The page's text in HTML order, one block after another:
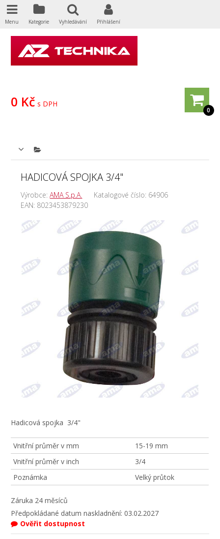
0
0 Kč s DPH
HADICOVÁ SPOJKA 3/4"
Výrobce:AMA S.p.A. Katalogové číslo: 64906
EAN: 8023453879230
Hadicová spojka 3/4"
Vnitřní průměr v mm
15-19 mm
Vnitřní průměr v inch
3/4
Poznámka
Velký průtok
Záruka 24 měsíců
Předpokládané datum naskladnění: 03.02.2027
Ověřit dostupnost
Menu Kategorie Vyhledávání Přihlášení